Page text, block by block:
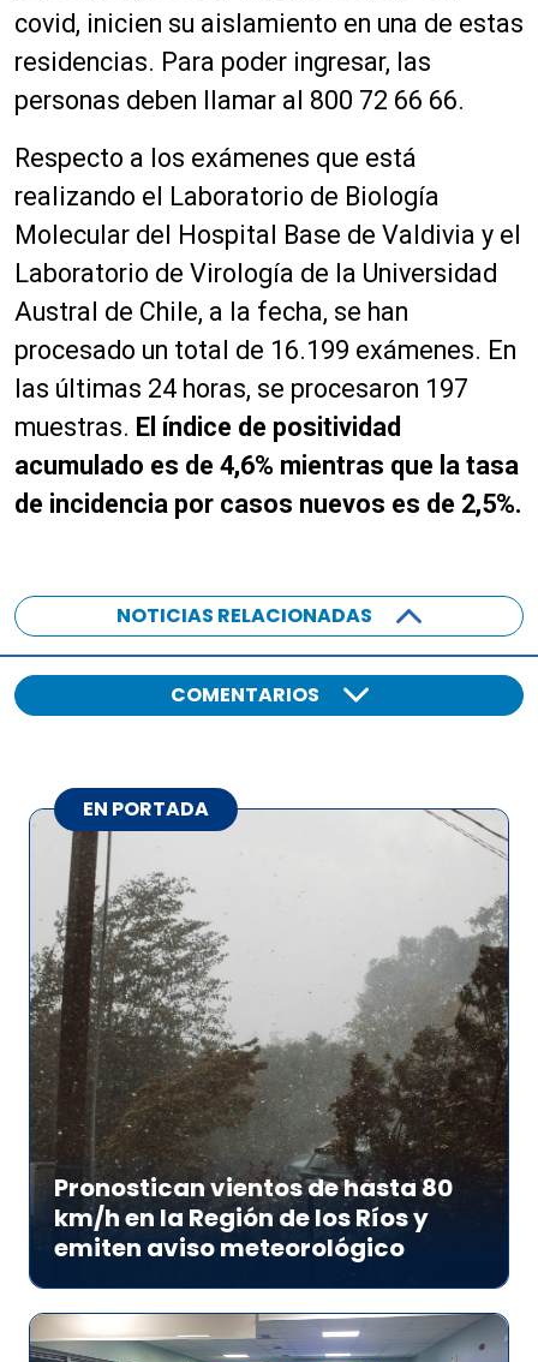
covid, inicien su aislamiento en una de estas
residencias. Para poder ingresar, las
personas deben llamar al 800 72 66 66.
Respecto a los exámenes que está
realizando el Laboratorio de Biología
Molecular del Hospital Base de Valdivia y el
Laboratorio de Virología de la Universidad
Austral de Chile, a la fecha, se han
procesado un total de 16.199 exámenes. En
las últimas 24 horas, se procesaron 197
muestras. El índice de positividad
acumulado es de 4,6% mientras que la tasa
de incidencia por casos nuevos es de 2,5%.
NOTICIAS RELACIONADAS
COMENTARIOS
EN PORTADA
Pronostican vientos de hasta 80
km/h en la Región de los Ríos y
emiten aviso meteorológico